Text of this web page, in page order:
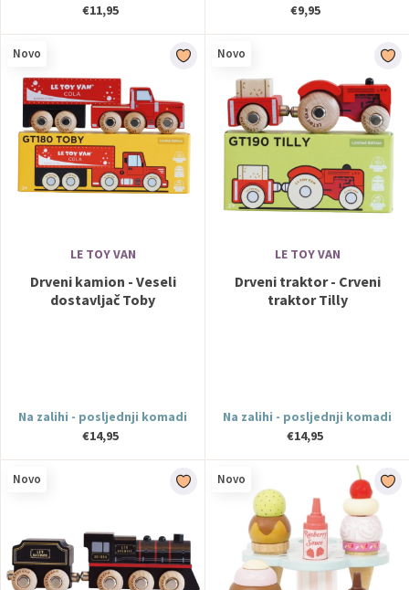
€11,95 €9,95
Novo
LE TOY VAN
Drveni kamion - Veseli
dostavljač Toby
Na zalihi - posljednji komadi
€14,95
Novo
LE TOY VAN
Drveni traktor - Crveni
traktor Tilly
Na zalihi - posljednji komadi
€14,95
Novo Novo